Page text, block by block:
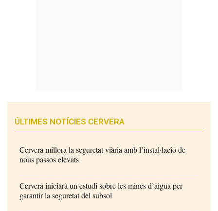
ÚLTIMES NOTÍCIES CERVERA
Cervera millora la seguretat viària amb l’instal·lació de
nous passos elevats
Cervera iniciarà un estudi sobre les mines d’aigua per
garantir la seguretat del subsol